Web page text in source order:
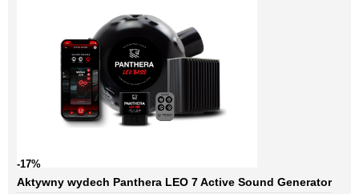
-17%
Aktywny wydech Panthera LEO 7 Active Sound Generator